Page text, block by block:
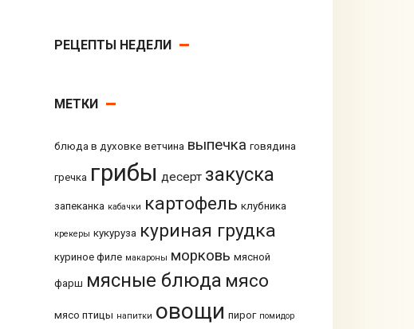
РЕЦЕПТЫ НЕДЕЛИ
МЕТКИ
блюда в духовке ветчина выпечка говядина
гречка грибы десерт закуска
запеканка кабачки картофель клубника
крекеры кукуруза куриная грудка
куриное филе макароны морковь мясной
фарш мясные блюда мясо
мясо птицы напитки овощи пирог помидор